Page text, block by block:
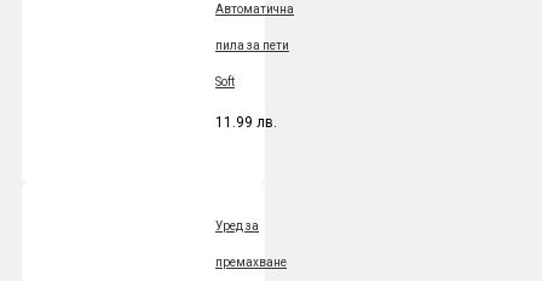
Автоматична
пила за пети
Soft
11.99 лв.
Уред за
премахване